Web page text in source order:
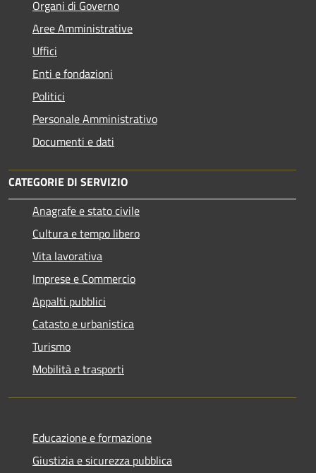
Organi di Governo
Aree Amministrative
Uffici
Enti e fondazioni
Politici
Personale Amministrativo
Documenti e dati
CATEGORIE DI SERVIZIO
Anagrafe e stato civile
Cultura e tempo libero
Vita lavorativa
Imprese e Commercio
Appalti pubblici
Catasto e urbanistica
Turismo
Mobilità e trasporti
Educazione e formazione
Giustizia e sicurezza pubblica